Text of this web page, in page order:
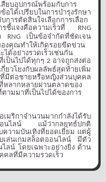
สียบอุปกรณ์พร้อมกับการ
อได้เปรียบในการบำรุงรักษา
การตัดสินใจเลือกการเลือก
รชี้แจงคือความเร็วที่ RNG
RNG เป็นข้อจำกัดที่ชัดเจน
งคุณทำให้เกิดรอยขีดข่วน
ด้อย่างรวดเร็วเช่นกัน
เป็นไปได้ทุกๆ 2 อาจถูกส่งต่อ
กี่ยวโยงกับผลลัพธ์สุดท้ายเพิ่ม
มีต่อชายหรือหญิงส่วนบุคคล
หลากหลายผ่านตลาดของ
ามมาที่เป็นไปได้ของการ
เมริกาจำนวนมากกำลังได้รับ
นไลน์
แม้ว่ากลยุทธ์ปกติ
ความบันเทิงที่ยอดเยี่ยม แต่ผู้
ล่นเกมสล็อตออนไลน์
มีตัว
ไลน์ โดยเฉพาะอย่างยิ่ง ด้าน
ลที่มีความรวดเร็ว